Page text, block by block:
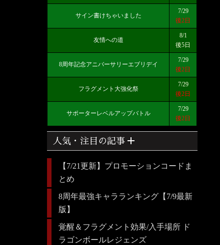
サイン書けちゃいました
7/29
後2日
友情への道
8/1
後5日
8周年記念アニバーサリーエブリデイ
7/29
後2日
フラグメント大強化祭
7/29
後2日
サポーターレベルアップバトル
7/29
後2日
人気・注目の記事 add
【7/21更新】プロモーションコードま
とめ
8周年最強キャラランキング【7/9最新
版】
覚醒＆フラグメント効果/入手場所 ド
ラゴンボールレジェンズ